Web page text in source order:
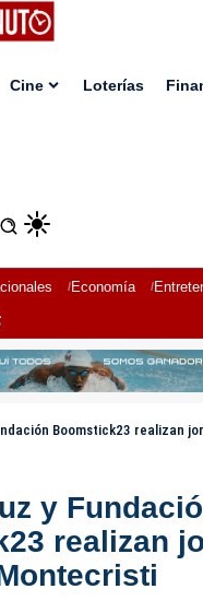
Cine Loterías
Economía
Boomstick23 realizan jornada
y
realizan